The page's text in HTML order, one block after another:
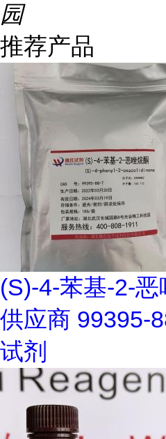
园
推荐产品
(S)-4-苯基-2-
供应商 99395-
试剂